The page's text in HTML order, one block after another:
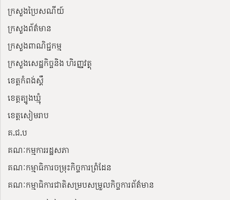
ក្រសួងប្រៃសណីយ៍
ក្រសួងព័ត៌មាន
ក្រសួងពាណិជ្ជកម្ម
ក្រសួងសេដ្ឋកិច្ចនិង ហិរញ្ញវត្ថុ
ខេត្តកំពង់ស្ពឺ
ខេត្តត្បូងឃ្មុំ
ខេត្តសៀមរាប
គ.ជ.ប
គណៈកម្មការរដ្ឋសភា
គណៈកម្មាធិការចម្រុះកិច្ចការព្រំដែន
គណៈកម្មាធិការជាតិសម្របសម្រួលកិច្ចការព័ត៌មាន